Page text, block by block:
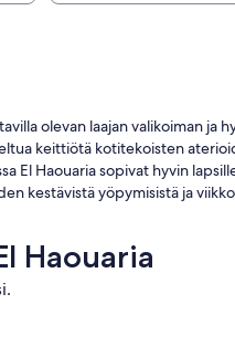
olevan laajan valikoiman ja
keittiötä kotitekoisten
El Haouaria sopivat hyvin
kestävistä yöpymisistä ja
Haouaria